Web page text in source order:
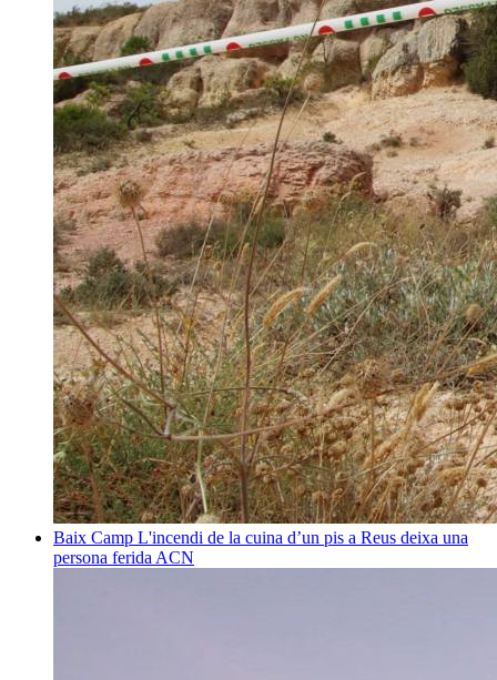
Baix Camp L'incendi de la cuina d’un pis a Reus deixa una
persona ferida ACN